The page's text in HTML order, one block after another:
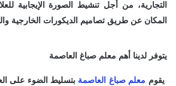
التجارية، من أجل تنشيط الصورة الإيجابية
المكان عن طريق تصاميم الديكورات الخارجية
يتوفر لدينا أهم معلم صباغ العاصمة
يقوم معلم صباغ العاصمةبتسليط الضوء على